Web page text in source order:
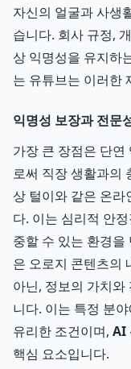
자신의 얼굴과 사생
습니다. 회사 규정,
상 익명성을 유지하
는 유튜브는 이러한
익명성 보장과 전문
가장 큰 장점은 단
로써 직장 생활과의
상 털이와 같은 온라
다. 이는 심리적 안
중할 수 있는 환경을
은 오로지 콘텐츠의
아닌, 정보의 가치
니다. 이는 특정 분
유리한 조건이며, AI
핵심 요소입니다.